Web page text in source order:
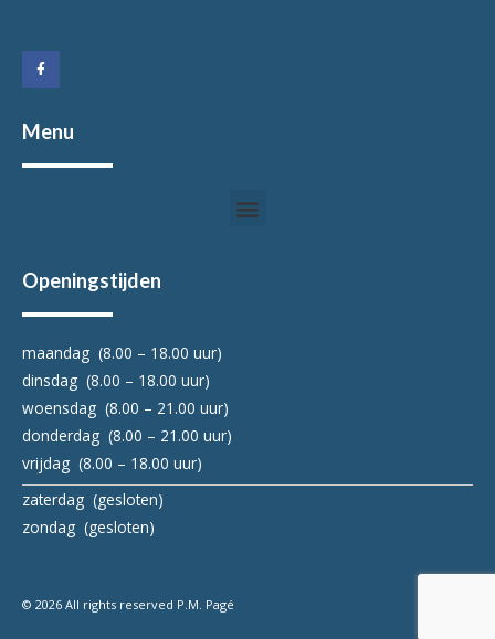
c
e
b
o
-
f
Menu
Menu
Openingstijden
maandag (8.00 – 18.00 uur)
dinsdag (8.00 – 18.00 uur)
woensdag (8.00 – 21.00 uur)
donderdag (8.00 – 21.00 uur)
vrijdag (8.00 – 18.00 uur)
zaterdag (gesloten)
zondag (gesloten)
© 2026 All rights reserved P.M. Pagé